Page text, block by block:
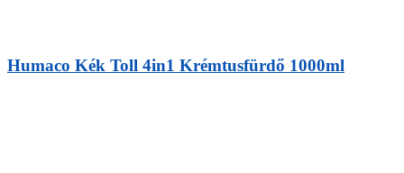
Humaco Kék Toll 4in1 Krémtusfürdő 1000ml